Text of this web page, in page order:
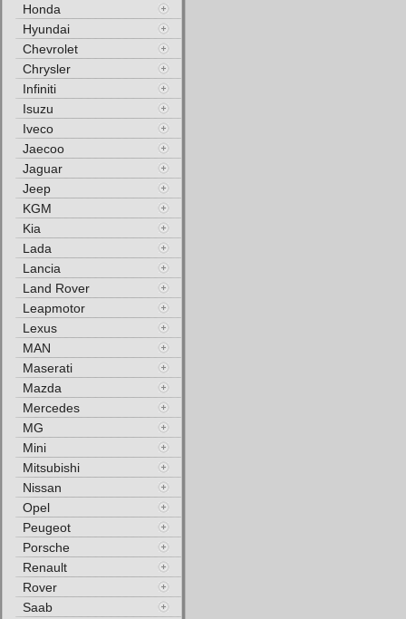
Honda
Hyundai
Chevrolet
Chrysler
Infiniti
Isuzu
Iveco
Jaecoo
Jaguar
Jeep
KGM
Kia
Lada
Lancia
Land Rover
Leapmotor
Lexus
MAN
Maserati
Mazda
Mercedes
MG
Mini
Mitsubishi
Nissan
Opel
Peugeot
Porsche
Renault
Rover
Saab